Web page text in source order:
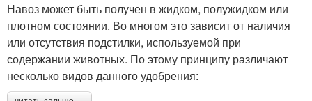
Навоз может быть получен в жидком, полужидком или
плотном состоянии. Во многом это зависит от наличия
или отсутствия подстилки, используемой при
содержании животных. По этому принципу различают
несколько видов данного удобрения: